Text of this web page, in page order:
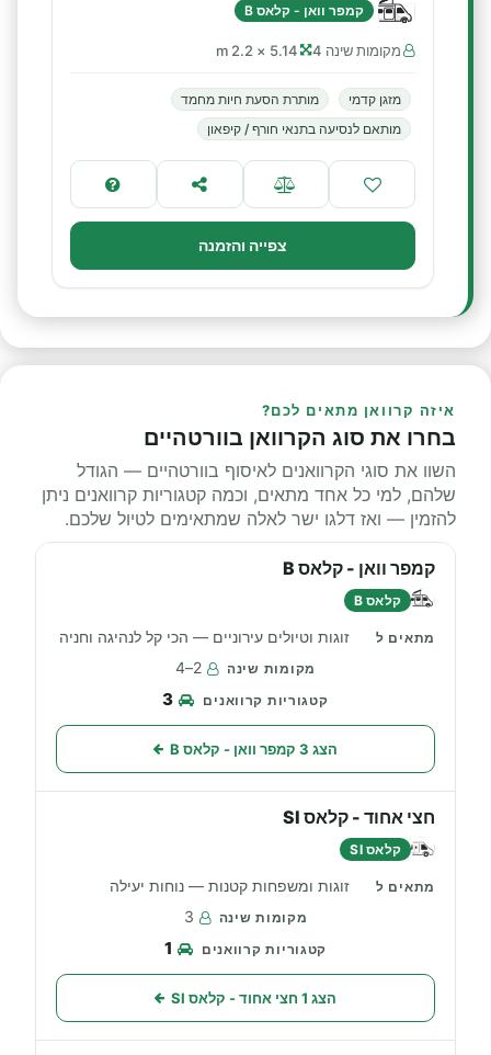
קמפר וואן - קלאס B
מקומות שינה 4 5.14 × 2.2 m
מזגן קדמי
מותרת הסעת חיות מחמד
מותאם לנסיעה בתנאי חורף / קיפאון
צפייה והזמנה
איזה קרוואן מתאים לכם?
בחרו את סוג הקרוואן בוורטהיים
השוו את סוגי הקרוואנים לאיסוף בוורטהיים — הגודל
שלהם, למי כל אחד מתאים, וכמה קטגוריות קרוואנים ניתן
להזמין — ואז דלגו ישר לאלה שמתאימים לטיול שלכם.
קמפר וואן - קלאס B
קלאס B
זוגות וטיולים עירוניים — הכי קל לנהיגה וחניה
2–4
3
הצג 3 קמפר וואן - קלאס B
חצי אחוד - קלאס SI
קלאס SI
זוגות ומשפחות קטנות — נוחות יעילה
3
1
הצג 1 חצי אחוד - קלאס SI